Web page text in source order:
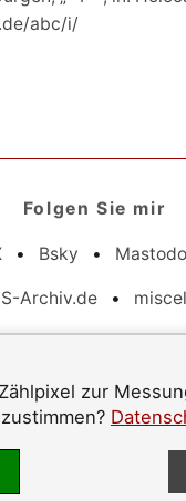
abc/i/
Folgen Sie mir
• Bsky •
Archiv.de •
• Barrierefreiheit
Jürgen
zur